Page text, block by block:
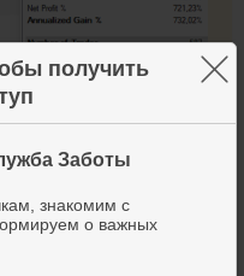
получить
Заботы
знакомим с
о важных
×
и уверенные.
сильное движение